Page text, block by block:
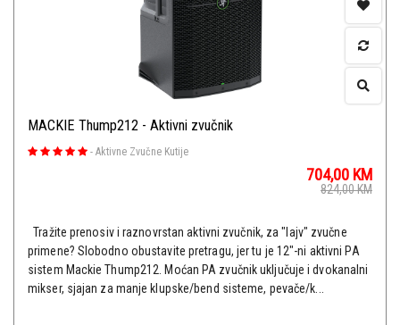
MACKIE Thump212 - Aktivni zvučnik
- Aktivne Zvučne Kutije
704,00 KM
824,00KM
Tražite prenosiv i raznovrstan aktivni zvučnik, za "lajv" zvučne
primene? Slobodno obustavite pretragu, jer tu je 12"-ni aktivni PA
sistem Mackie Thump212. Moćan PA zvučnik uključuje i dvokanalni
mikser, sjajan za manje klupske/bend sisteme, pevače/k...